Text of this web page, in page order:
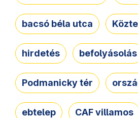
bacsó béla utca
hirdetés befolyásolás
Podmanicky tér
ebtelep CAF villamos